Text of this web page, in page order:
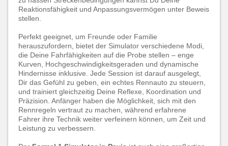
Reaktionsfähigkeit und Anpassungsvermögen unter Beweis
stellen.
Perfekt geeignet, um Freunde oder Familie
herauszufordern, bietet der Simulator verschiedene Modi,
die Deine Fahrfähigkeiten auf die Probe stellen – enge
Kurven, Hochgeschwindigkeitsgeraden und dynamische
Hindernisse inklusive. Jede Session ist darauf ausgelegt,
Dir das Gefühl zu geben, ein echtes Rennauto zu steuern,
und trainiert gleichzeitig Deine Reflexe, Koordination und
Präzision. Anfänger haben die Möglichkeit, sich mit den
Rennregeln vertraut zu machen, während erfahrene
Fahrer ihre Technik weiter verfeinern können, um Zeit und
Leistung zu verbessern.